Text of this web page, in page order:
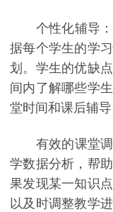
个性化辅导：
据每个学生的学
划。学生的优缺
间内了解哪些学
堂时间和课后辅导
有效的课堂调
学数据分析，帮
果发现某一知识
以及时调整教学